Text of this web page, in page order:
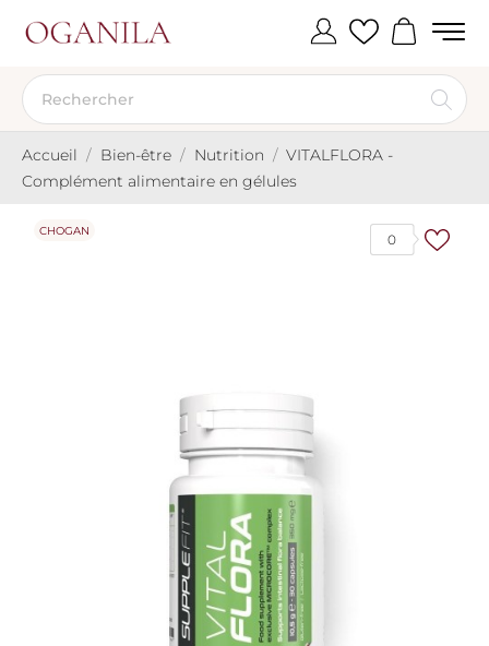
Accueil Bien-être Nutrition
VITALFLORA -
Complément alimentaire en gélules
0
CHOGAN